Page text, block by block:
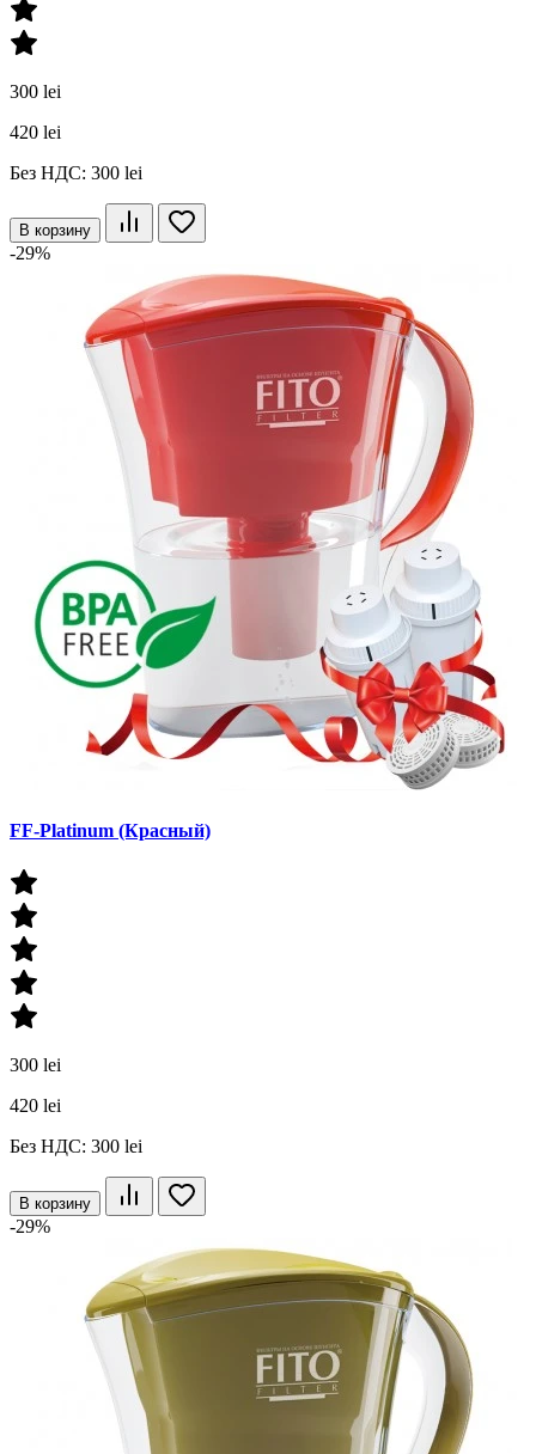
300 lei
420 lei
Без НДС: 300 lei
В корзину
-29%
FF-Platinum (Красный)
300 lei
420 lei
Без НДС: 300 lei
В корзину
-29%